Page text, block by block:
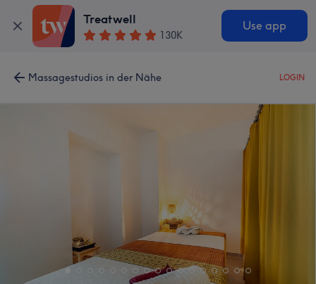
Treatwell
130K
Use app
Massagestudios in der Nähe LOGIN